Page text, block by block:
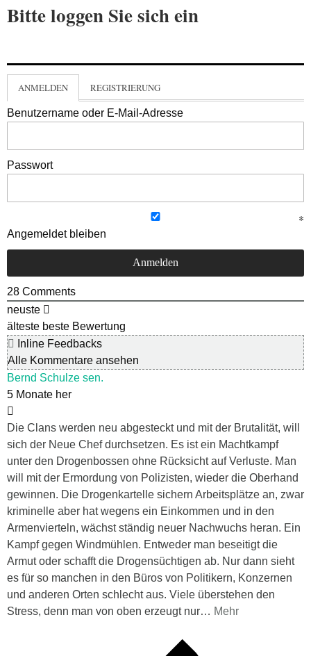
Bitte loggen Sie sich ein
ANMELDEN REGISTRIERUNG
Benutzername oder E-Mail-Adresse
Passwort
Angemeldet bleiben
28 Comments
neuste
älteste beste Bewertung
Inline Feedbacks
Alle Kommentare ansehen
Bernd Schulze sen.
5 Monate her
Die Clans werden neu abgesteckt und mit der Brutalität, will
sich der Neue Chef durchsetzen. Es ist ein Machtkampf
unter den Drogenbossen ohne Rücksicht auf Verluste. Man
will mit der Ermordung von Polizisten, wieder die Oberhand
gewinnen. Die Drogenkartelle sichern Arbeitsplätze an, zwar
kriminelle aber hat wegens ein Einkommen und in den
Armenvierteln, wächst ständig neuer Nachwuchs heran. Ein
Kampf gegen Windmühlen. Entweder man beseitigt die
Armut oder schafft die Drogensüchtigen ab. Nur dann sieht
es für so manchen in den Büros von Politikern, Konzernen
und anderen Orten schlecht aus. Viele überstehen den
Stress, denn man von oben erzeugt nur… Mehr